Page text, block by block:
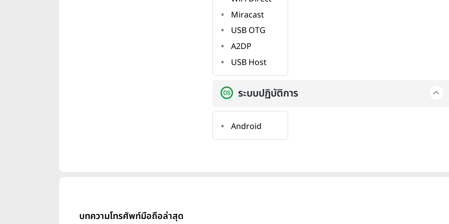
Miracast
USB OTG
A2DP
USB Host
ระบบปฏิบัติการ
Android
บทความโทรศัพท์มือถือล่าสุด